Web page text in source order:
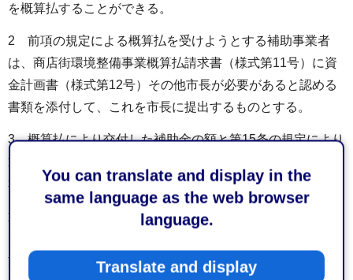
You can translate and display in the
same language as the web browser
language.
Translate and display
を概算払することができる。
2 前項の規定による概算払を受けようとする補助事業者
は、商店街環境整備事業概算払請求書（様式第11号）に資
金計画書（様式第12号）その他市長が必要があると認める
書類を添付して、これを市長に提出するものとする。
3 概算払により交付した補助金の額と第15条の規定により
通知した額とに過不足を生じたときは、速やかにこれを精
算するものとする。
第18条 補助対象経費に含まれる消費税相当額のうち、消
消費税額として控除することができる部分の金額（以下